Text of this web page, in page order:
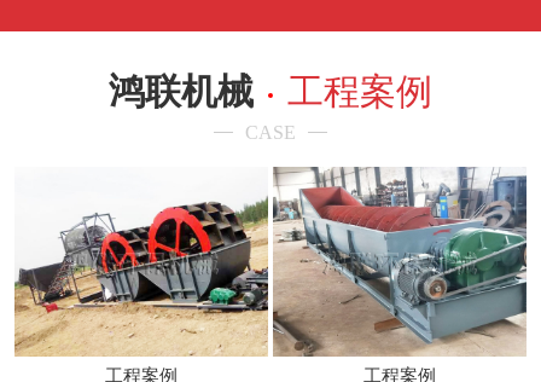
鸿联机械 工程案例
CASE
工程案例 工程案例